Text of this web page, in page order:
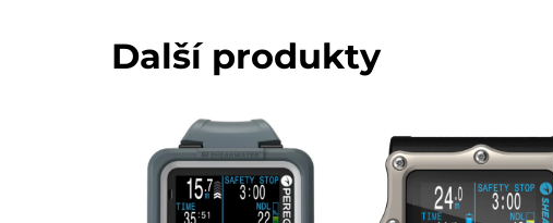
Další produkty